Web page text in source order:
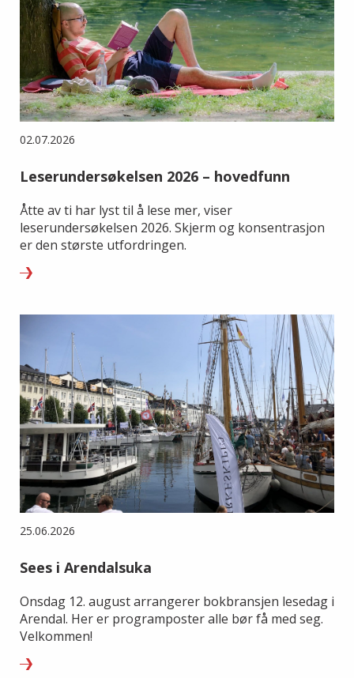
02.07.2026
Leserundersøkelsen 2026 – hovedfunn
Åtte av ti har lyst til å lese mer, viser
leserundersøkelsen 2026. Skjerm og konsentrasjon
er den største utfordringen.
25.06.2026
Sees i Arendalsuka
Onsdag 12. august arrangerer bokbransjen lesedag i
Arendal. Her er programposter alle bør få med seg.
Velkommen!